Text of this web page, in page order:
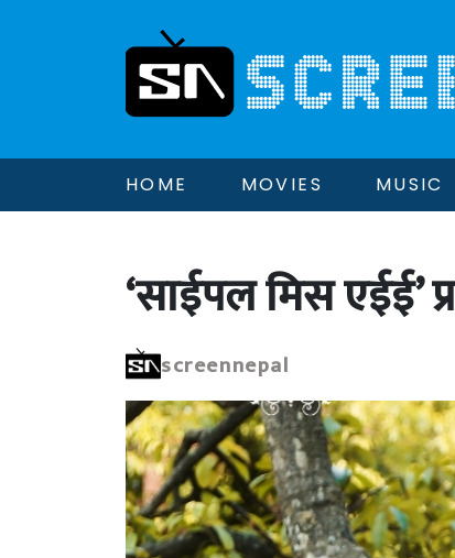
HOME MOVIES MUSIC
‘साईपल मिस एईई’
screennepal